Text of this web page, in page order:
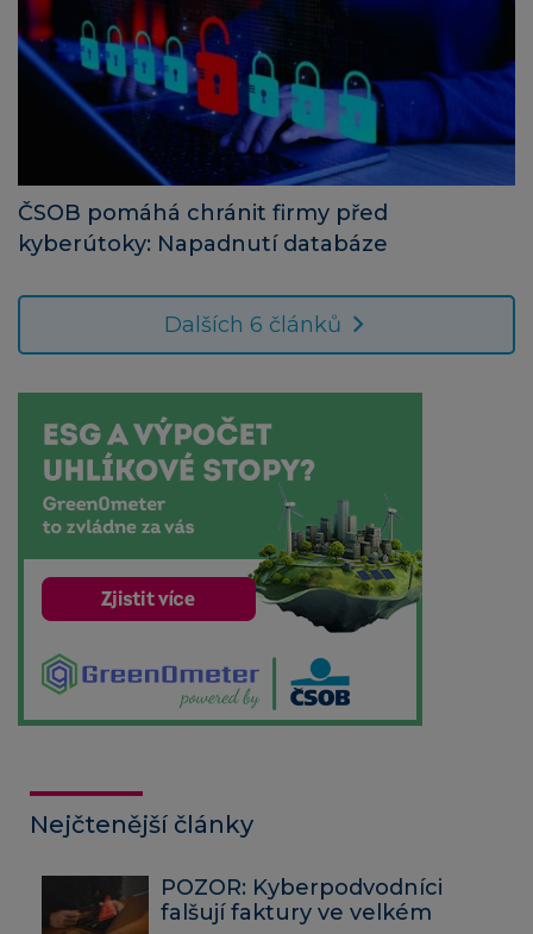
ČSOB pomáhá chránit firmy před
kyberútoky: Napadnutí databáze
Dalších 6 článků
Nejčtenější články
POZOR: Kyberpodvodníci
falšují faktury ve velkém